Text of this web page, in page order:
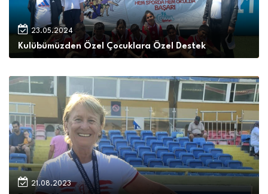
BRANŞLAR
HABERLER
23.05.2024
Kulübümüzden Özel Çocuklara Özel Destek
21.08.2023